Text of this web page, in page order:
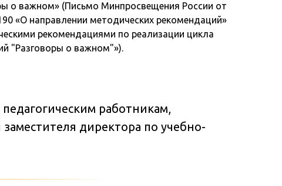
о важном» (Письмо Минпросвещения России от
«О направлении методических рекомендаций»
рекомендациями по реализации цикла
"Разговоры о важном"»).
работникам,
директора по учебно-